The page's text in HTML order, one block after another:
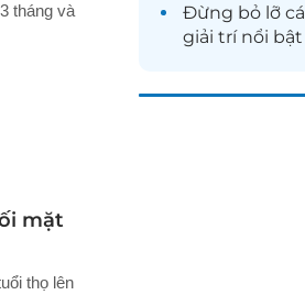
tháng và
mặt
thọ lên
Đừng bỏ lỡ
giải trínổi bật